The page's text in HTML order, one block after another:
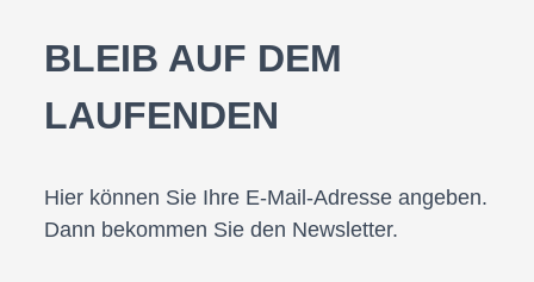
BLEIB AUF DEM
LAUFENDEN
Hier können Sie Ihre E-Mail-Adresse angeben.
Dann bekommen Sie den Newsletter.